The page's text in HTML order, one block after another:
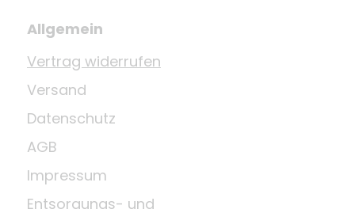
Allgemein
Vertrag widerrufen
Versand
Datenschutz
AGB
Impressum
Entsorgungs- und